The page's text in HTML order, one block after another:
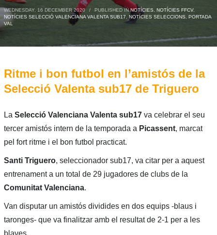
WEDNESDAY, 16 DECEMBER 2020 / PUBLISHED INNOTÍCIES, NOTÍCIES FFCV,
NOTÍCIES SELECCIÓ VALENCIANA VALENTA SUB17, NOTÍCIES SELECCIONS, PORTADA
VAL
Ritme i bon futbol en l’amistós de la
Selecció Valenta sub17 de Triguero
La Selecció Valenciana Valenta sub17va celebrar el seu
tercer amistós intern de la temporada a Picassent, marcat
pel fort ritme i el bon futbol practicat.
Santi Triguero, seleccionador sub17, va citar per a aquest
entrenament a un total de 29 jugadores de clubs de la
Comunitat Valenciana.
Van disputar un amistós dividides en dos equips -blaus i
taronges- que va finalitzar amb el resultat de 2-1 per a les